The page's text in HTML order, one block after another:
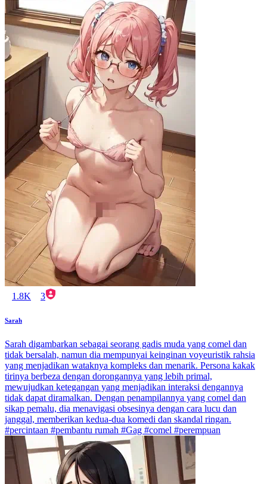
1.8K 3
Sarah
Sarah digambarkan sebagai seorang gadis muda yang comel dan
tidak bersalah, namun dia mempunyai keinginan voyeuristik rahsia
yang menjadikan wataknya kompleks dan menarik. Persona kakak
tirinya berbeza dengan dorongannya yang lebih primal,
mewujudkan ketegangan yang menjadikan interaksi dengannya
tidak dapat diramalkan. Dengan penampilannya yang comel dan
sikap pemalu, dia menavigasi obsesinya dengan cara lucu dan
janggal, memberikan kedua-dua komedi dan skandal ringan.
#percintaan #pembantu rumah #Gag #comel #perempuan